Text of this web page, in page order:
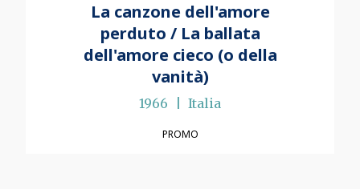
La canzone dell'amore
perduto / La ballata
dell'amore cieco (o della
vanità)
1966 Italia
PROMO